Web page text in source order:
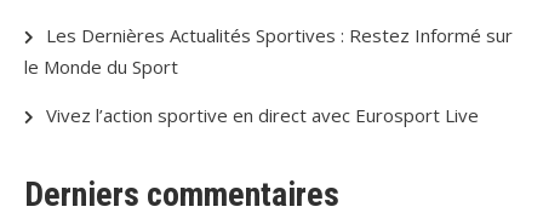
Les Dernières Actualités Sportives : Restez Informé sur
le Monde du Sport
Vivez l’action sportive en direct avec Eurosport Live
Derniers commentaires